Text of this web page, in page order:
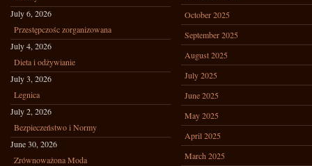
July 6, 2026
Przestępczośc zorganizowana
July 4, 2026
Dieta i odżywianie
July 3, 2026
Legnica
July 2, 2026
Bezpieczeństwo i Normy
June 30, 2026
Zrównoważona Moda
October 2025
September 2025
August 2025
July 2025
June 2025
May 2025
April 2025
March 2025